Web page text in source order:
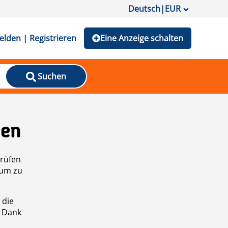
Deutsch|EUR
| Registrieren Eine Anzeige schalten
Suchen
zu
die